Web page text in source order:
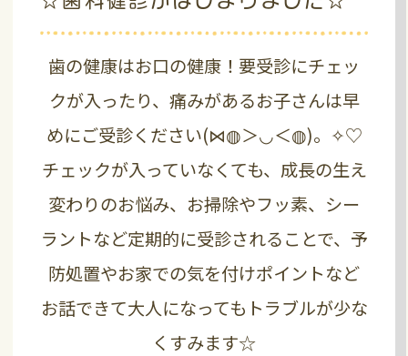
歯の健康はお口の健康！要受診にチェッ
クが入ったり、痛みがあるお子さんは早
めにご受診ください(⋈◍＞◡＜◍)。✧♡
チェックが入っていなくても、成長の生え
変わりのお悩み、お掃除やフッ素、シー
ラントなど定期的に受診されることで、 予
防処置やお家での気を付けポイントなど
お話できて大人になってもトラブルが少な
くすみます☆